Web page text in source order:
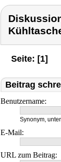
Seite: [1]
Beitrag
Benutzername:
Synonym,
E-Mail:
URL zum Beitrag: